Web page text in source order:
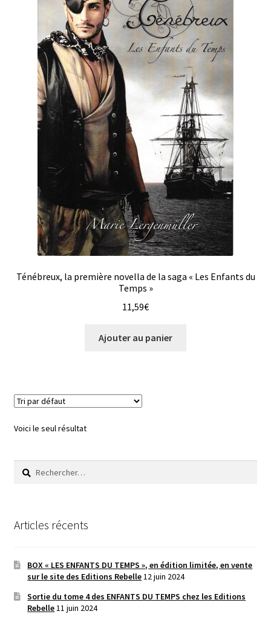
Évènements
Personnages des Enfants du temps, d’Escape Édimbourg
et des Fantômes du sud
Dédicaces
Interaction / forum
Concours
Ténébreux, la première novella de la saga « Les Enfants du
Temps »
11,59€
Ajouter au panier
Voici le seul résultat
Rechercher :
Articles récents
BOX « LES ENFANTS DU TEMPS », en édition limitée, en vente
sur le site des Editions Rebelle12 juin 2024
Sortie du tome 4 des ENFANTS DU TEMPS chez les Editions
Rebelle11 juin 2024